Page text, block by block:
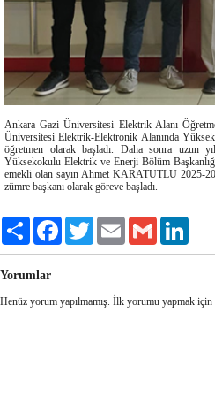
Ankara Gazi Üniversitesi Elektrik Alanı
Üniversitesi Elektrik-Elektronik Alanında
öğretmen olarak başladı. Daha sonra uzun
Yüksekokulu Elektrik ve Enerji Bölüm
emekli olan sayın Ahmet KARATUTLU 2025-
zümre başkanı olarak göreve başladı.
Share FacebookTwitter Email Gmail
Yorumlar
Henüz yorum yapılmamış. İlk yorumu yapmak için